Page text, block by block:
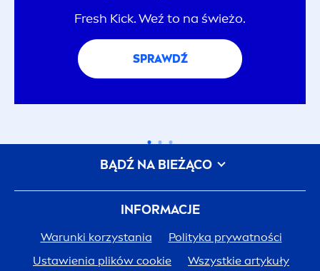
Fresh Kick. Weź to na świeżo.
SPRAWDŹ
INFORMACJE
Warunki korzystania
Polityka prywatności
Ustawienia plików cookie
Wszystkie artykuły
BĄDŹ NA BIEŻĄCO